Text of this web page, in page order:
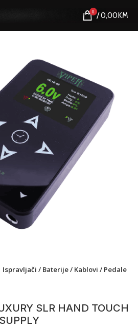
0 /0,00KM
Ispravljači / Baterije / Kablovi / Pedale
SLR HAND TOUCH